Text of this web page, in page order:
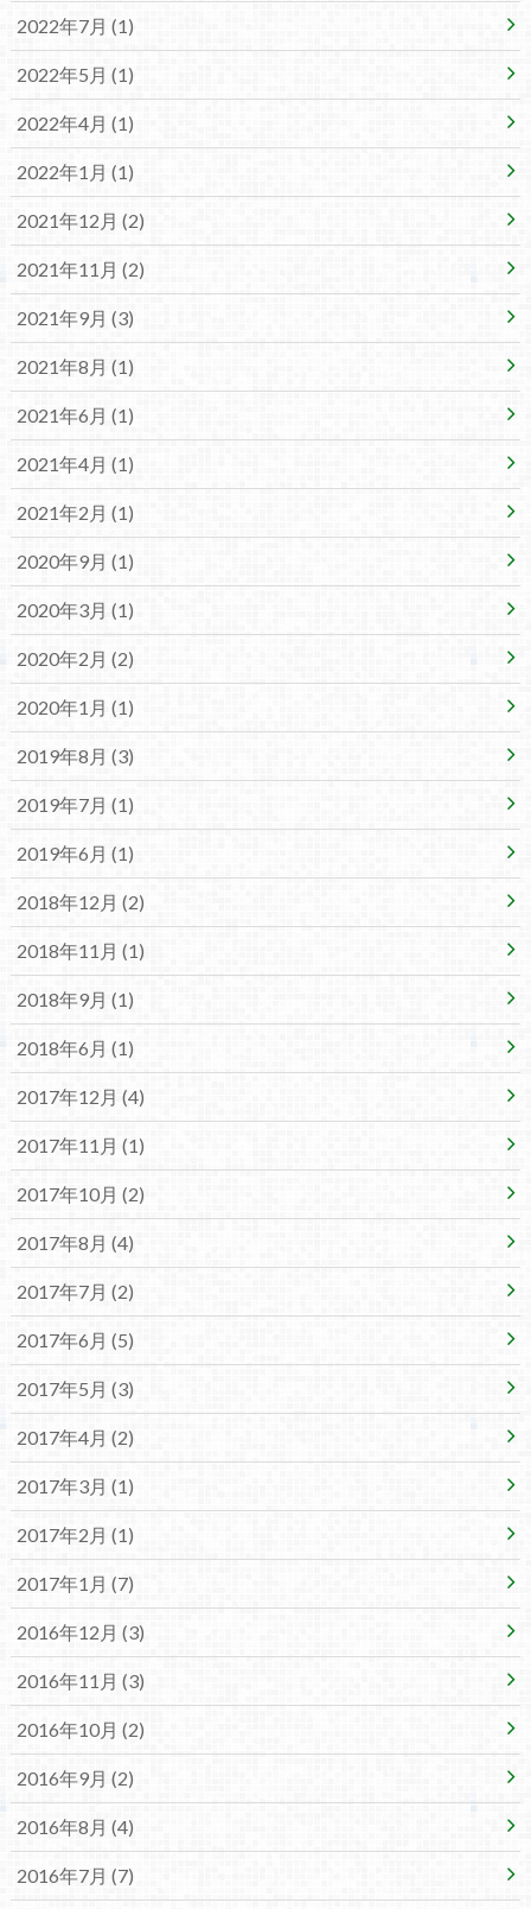
2022年7月 (1)
2022年5月 (1)
2022年4月 (1)
2022年1月 (1)
2021年12月 (2)
2021年11月 (2)
2021年9月 (3)
2021年8月 (1)
2021年6月 (1)
2021年4月 (1)
2021年2月 (1)
2020年9月 (1)
2020年3月 (1)
2020年2月 (2)
2020年1月 (1)
2019年8月 (3)
2019年7月 (1)
2019年6月 (1)
2018年12月 (2)
2018年11月 (1)
2018年9月 (1)
2018年6月 (1)
2017年12月 (4)
2017年11月 (1)
2017年10月 (2)
2017年8月 (4)
2017年7月 (2)
2017年6月 (5)
2017年5月 (3)
2017年4月 (2)
2017年3月 (1)
2017年2月 (1)
2017年1月 (7)
2016年12月 (3)
2016年11月 (3)
2016年10月 (2)
2016年9月 (2)
2016年8月 (4)
2016年7月 (7)